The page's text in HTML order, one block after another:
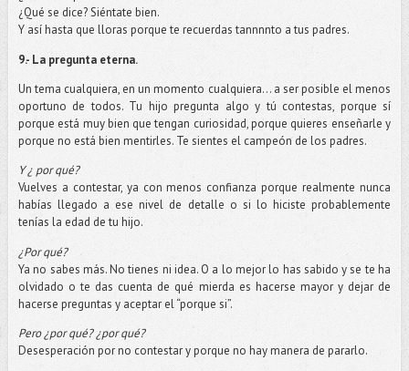
¿Qué se dice? Siéntate bien.
Y así hasta que lloras porque te recuerdas tannnnto a tus padres.
9.- La pregunta eterna.
Un tema cualquiera, en un momento cualquiera… a ser posible el menos
oportuno de todos. Tu hijo pregunta algo y tú contestas, porque sí
porque está muy bien que tengan curiosidad, porque quieres enseñarle y
porque no está bien mentirles. Te sientes el campeón de los padres.
Y ¿ por qué?
Vuelves a contestar, ya con menos confianza porque realmente nunca
habías llegado a ese nivel de detalle o si lo hiciste probablemente
tenías la edad de tu hijo.
¿Por qué?
Ya no sabes más. No tienes ni idea. O a lo mejor lo has sabido y se te ha
olvidado o te das cuenta de qué mierda es hacerse mayor y dejar de
hacerse preguntas y aceptar el “porque si”.
Pero ¿por qué? ¿por qué?
Desesperación por no contestar y porque no hay manera de pararlo.